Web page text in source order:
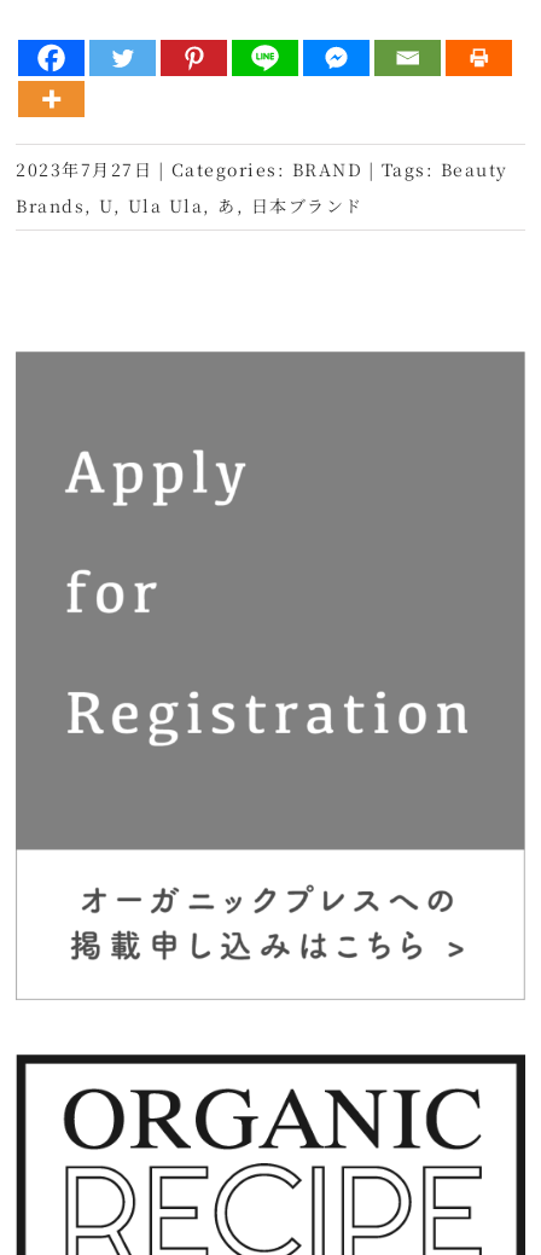
2023年7月27日 | Categories: BRAND | Tags: Beauty
Brands , U, Ula Ula , あ , 日本ブランド